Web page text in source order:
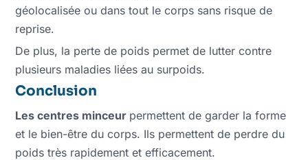
géolocalisée ou dans tout le corps sans risque de
reprise.
De plus, la perte de poids permet de lutter contre
plusieurs maladies liées au surpoids.
Conclusion
Les centres minceur permettent de garder la forme
et le bien-être du corps. Ils permettent de perdre du
poids très rapidement et efficacement.